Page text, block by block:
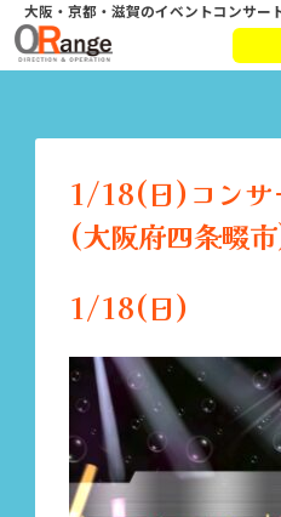
大阪・京都・滋賀のイベントコンサー
1/18(日)コンサ
(大阪府四条畷
1/18(日)